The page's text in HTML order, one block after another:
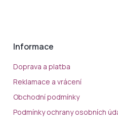
Informace
Doprava a platba
Reklamace a vrácení
Obchodní podmínky
Podmínky ochrany osobních